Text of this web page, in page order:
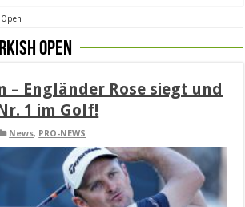
Open
– Engländer Rose siegt und
1 im Golf!
News, PRO-NEWS